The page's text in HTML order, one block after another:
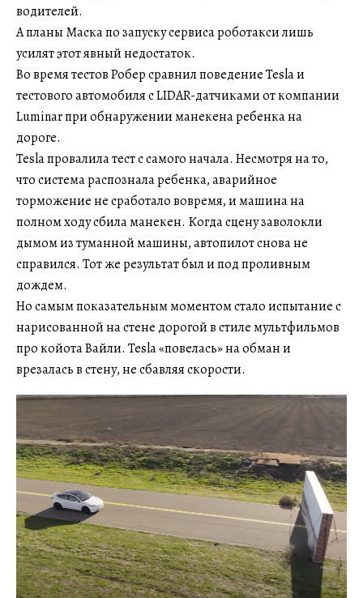
водителей.
А планы Маска по запуску сервиса роботакси лишь
усилят этот явный недостаток.
Во время тестов Робер сравнил поведение Tesla и
тестового автомобиля с LIDAR-датчиками от компании
Luminar при обнаружении манекена ребенка на
дороге.
Tesla провалила тест с самого начала. Несмотря на то,
что система распознала ребенка, аварийное
торможение не сработало вовремя, и машина на
полном ходу сбила манекен. Когда сцену заволокли
дымом из туманной машины, автопилот снова не
справился. Тот же результат был и под проливным
дождем.
Но самым показательным моментом стало испытание с
нарисованной на стене дорогой в стиле мультфильмов
про койота Вайли. Tesla «повелась» на обман и
врезалась в стену, не сбавляя скорости.